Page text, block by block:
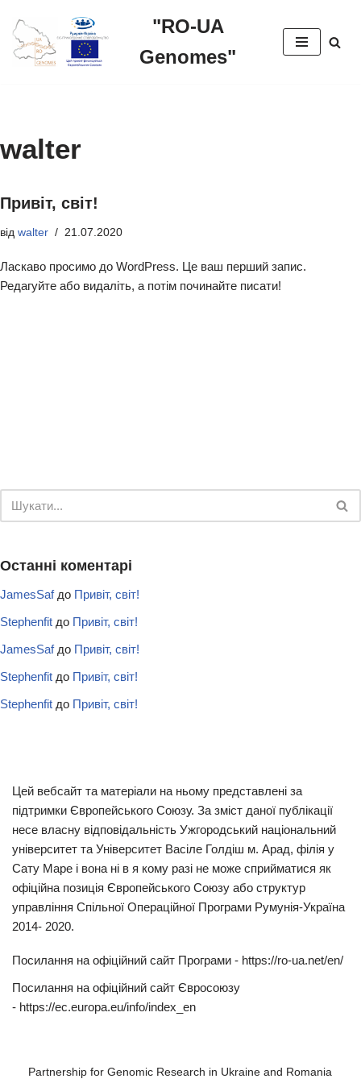
Перейти
до
"RO-UA
Genomes"
walter
Привіт, світ!
від walter 21.07.2020
Ласкаво просимо до WordPress. Це ваш перший запис.
Редагуйте або видаліть, а потім починайте писати!
Останні коментарі
JamesSafдо Привіт, світ!
Stephenfit до Привіт, світ!
JamesSafдо Привіт, світ!
Stephenfit до Привіт, світ!
Stephenfit до Привіт, світ!
Цей вебсайт та матеріали на ньому представлені за
підтримки Європейського Союзу. За зміст даної публікації
несе власну відповідальність Ужгородський національний
університет та Університет Васіле Голдіш м. Арад, філія у
Сату Маре і вона ні в я кому разі не може сприйматися як
офіційна позиція Європейського Союзу або структур
управління Спільної Операційної Програми Румунія-Україна
2014- 2020.
Посилання на офіційний сайт Програми - https://ro-ua.net/en/
Посилання на офіційний сайт Євросоюзу
- https://ec.europa.eu/info/index_en
Partnership for Genomic Research in Ukraine and Romania